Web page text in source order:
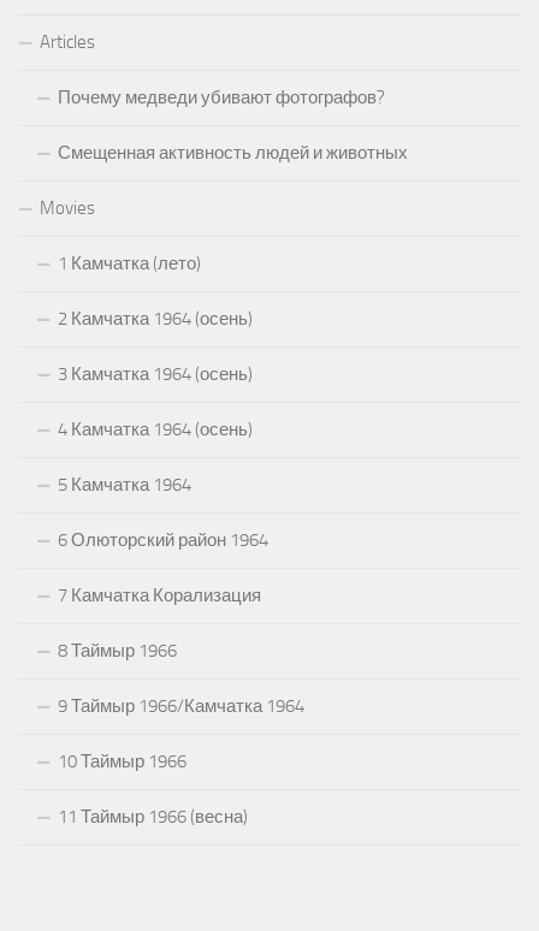
Articles
Почему медведи убивают фотографов?
Смещенная активность людей и животных
Movies
1 Камчатка (лето)
2 Камчатка 1964 (осень)
3 Камчатка 1964 (осень)
4 Камчатка 1964 (осень)
5 Камчатка 1964
6 Олюторский район 1964
7 Камчатка Корализация
8 Таймыр 1966
9 Таймыр 1966/Камчатка 1964
10 Таймыр 1966
11 Таймыр 1966 (весна)